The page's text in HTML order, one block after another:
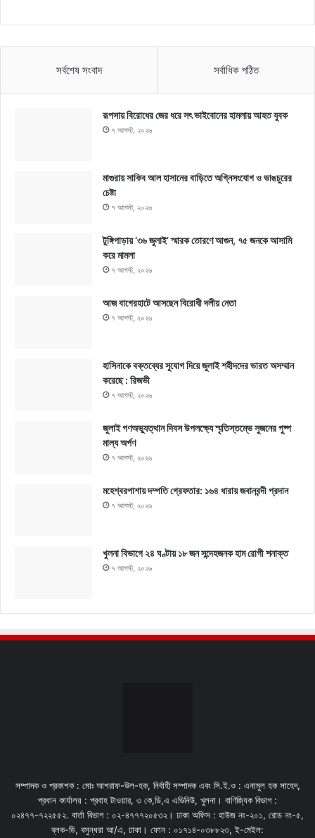
সর্বশেষ সংবাদ সর্বাধিক পঠিত
রূপসায় বিরোধের জের ধরে সৎ ভাইবোনের হামলায় আহত যুবক
৭ আগস্ট, ২০২৬
মাগুরায় সাকিব আল হাসানের বাড়িতে অগ্নিসংযোগ ও ভাঙচুরের
চেষ্টা
৭ আগস্ট, ২০২৬
টুঙ্গিপাড়ায় ‘৩৬ জুলাই’ স্মারক তোরণে আগুন, ৭৫ জনকে আসামি
করে মামলা
৭ আগস্ট, ২০২৬
আজ বাগেরহাটে আসছেন বিরোধী দলীয় নেতা
৭ আগস্ট, ২০২৬
হাসিনাকে বক্তব্যের সুযোগ দিয়ে জুলাই শহীদদের ভারত অসম্মান
করেছে : রিজভী
৭ আগস্ট, ২০২৬
জুলাই গণঅভ্যুত্থান দিবস উপলক্ষ্যে স্মৃতিস্তম্ভে সুজনের পুষ্প
মাল্য অর্পণ
৭ আগস্ট, ২০২৬
মহেশ্বরপাশায় দম্পতি গ্রেফতার: ১৬৪ ধারায় জবানবন্দী প্রদান
৭ আগস্ট, ২০২৬
খুলনা বিভাগে ২৪ ঘণ্টায় ১৮ জন সন্দেহজনক হাম রোগী শনাক্ত
৭ আগস্ট, ২০২৬
সম্পাদক ও প্রকাশক : মোঃ আশরাফ-উল-হক, নির্বাহী সম্পাদক এবং সি.ই.ও : এনামুল হক সাহেদ,
প্রধান কার্যালয় : প্রবাহ টাওয়ার, ৩ কে,ডি,এ এভিনিউ, খুলনা। বাণিজ্যিক বিভাগ :
০২৪৭৭-৭২২৫৫২. বার্তা বিভাগ : ০২-৪৭৭৭২০৫৩২। ঢাকা অফিস : হাউজ নং-২০১, রোড নং-৫,
ব্লক-ডি, বসুন্ধরা আ/এ, ঢাকা। ফোন : ০১৭১৪-০৩৮৮২৩, ই-মেইল: